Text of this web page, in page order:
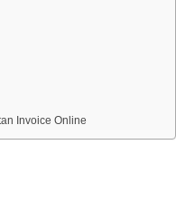
Invoice Online